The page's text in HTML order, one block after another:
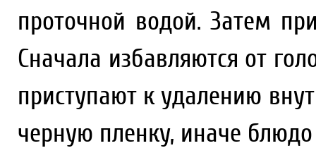
проточной водой. Затем
Сначала избавляются от
приступают к удалению
черную пленку, иначе